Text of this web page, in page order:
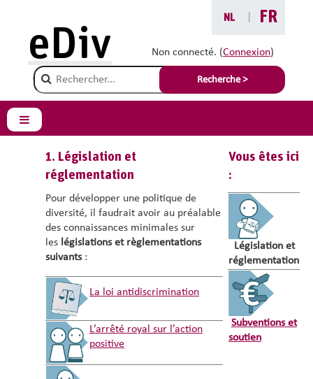
NL
FR
Non connecté. (Connexion)
Champ de recherche
Recherche >
eDiv
Panneau latéral
Législation,
réglementations et
subventions
1. Législation et
réglementation
Pour développer une politique de
diversité, il faudrait avoir au préalable
des connaissances minimales sur
les législations et règlementations
suivants:
La loi antidiscrimination
L’arrêté royal sur l’action
positive
Vous êtes ici
:
Législation et
réglementation
Subventions et
soutien